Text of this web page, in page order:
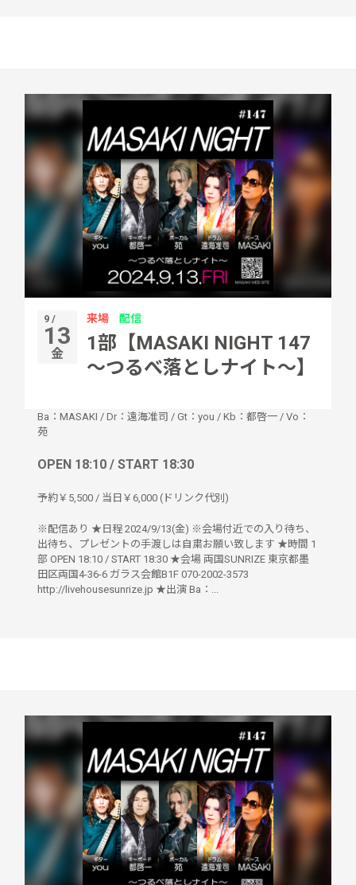
9 /
13
金
来場 配信
1部【MASAKI NIGHT 147
～つるべ落としナイト～】
Ba：MASAKI / Dr：遠海准司 / Gt：you / Kb：都啓一 / Vo：
苑
OPEN 18:10 / START 18:30
予約￥5,500 / 当日￥6,000 (ドリンク代別)
※配信あり ★日程 2024/9/13(金) ※会場付近での入り待ち、
出待ち、プレゼントの手渡しは自粛お願い致します ★時間 1
部 OPEN 18:10 / START 18:30 ★会場 両国SUNRIZE 東京都墨
田区両国4-36-6 ガラス会館B1F 070-2002-3573
http://livehousesunrize.jp ★出演 Ba：...